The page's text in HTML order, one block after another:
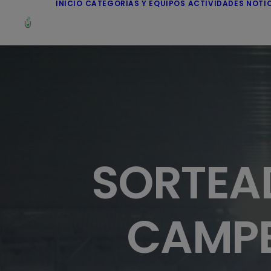
INICIO CATEGORÍAS Y EQUIPOS ACTIVIDADES